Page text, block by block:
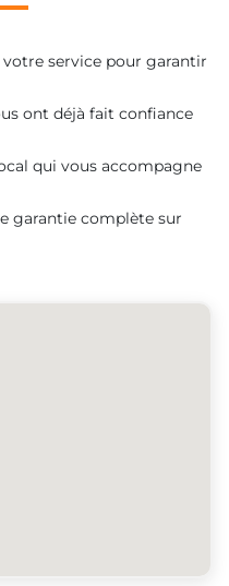
votre service pour garantir
ont déjà fait confiance
qui vous accompagne
garantie complète sur